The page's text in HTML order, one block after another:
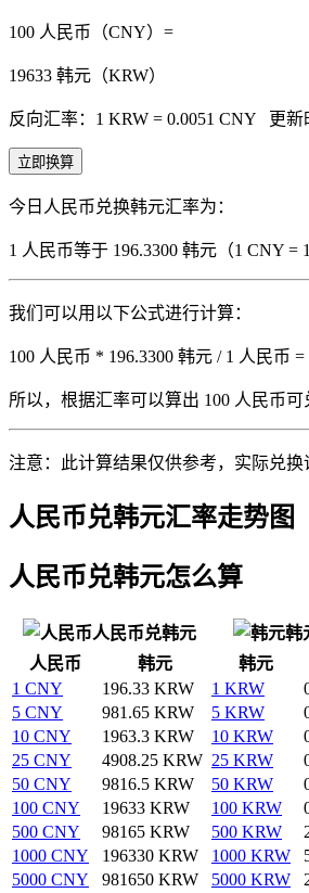
100 人民币（CNY）=
19633 韩元（KRW）
反向汇率：1 KRW = 0.0051 CNY 更新
立即换算
今日人民币兑换韩元汇率为：
1 人民币等于 196.3300 韩元（1 CNY =
我们可以用以下公式进行计算：
100 人民币 * 196.3300 韩元 / 1 人民币 =
所以，根据汇率可以算出 100 人民币可
注意：此计算结果仅供参考，实际兑换
人民币兑韩元汇率走势图
人民币兑韩元怎么算
人民币兑韩元
韩
人民币
韩元 韩元
1 CNY
196.33 KRW 1 KRW
5 CNY
981.65 KRW 5 KRW
10 CNY
1963.3 KRW 10 KRW
25 CNY
4908.25 KRW 25 KRW
50 CNY
9816.5 KRW 50 KRW
100 CNY
19633 KRW 100 KRW
500 CNY
98165 KRW 500 KRW
1000 CNY
196330 KRW 1000 KRW
5000 CNY
981650 KRW 5000 KRW